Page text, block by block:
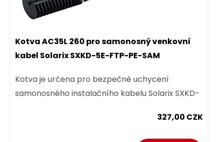
Kotva AC35L 260 pro samonosný venkovní
kabel Solarix SXKD-5E-FTP-PE-SAM
Kotva je určena pro bezpečné uchycení
samonosného instalačního kabelu Solarix SXKD-
327,00 CZK